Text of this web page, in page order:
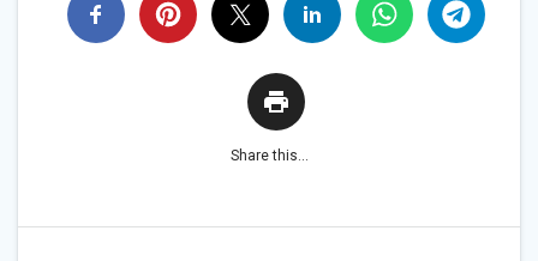
Share this...